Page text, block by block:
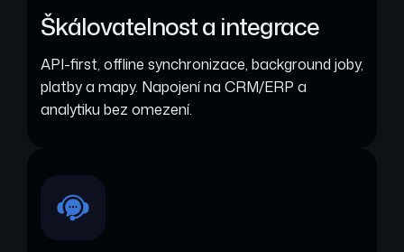
Škálovatelnost a integrace
API-first, offline synchronizace, background joby,
platby a mapy. Napojení na CRM/ERP a
analytiku bez omezení.